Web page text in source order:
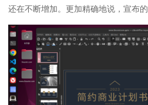
还在不断增加。更加精确地说，宣布的